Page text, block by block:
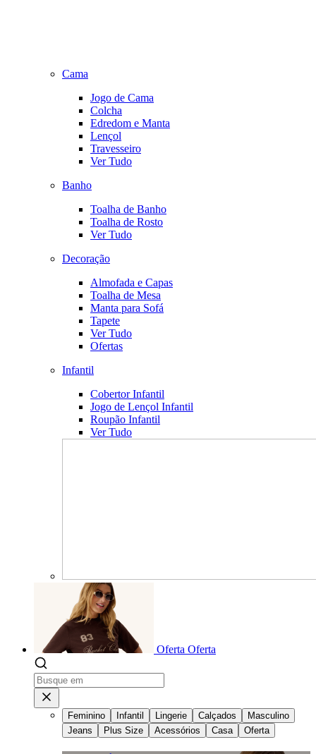
Cama
Jogo de Cama
Colcha
Edredom e Manta
Lençol
Travesseiro
Ver Tudo
Banho
Toalha de Banho
Toalha de Rosto
Ver Tudo
Decoração
Almofada e Capas
Toalha de Mesa
Manta para Sofá
Tapete
Ver Tudo
Ofertas
Infantil
Cobertor Infantil
Jogo de Lençol Infantil
Roupão Infantil
Ver Tudo
Oferta Oferta
Feminino Infantil Lingerie Calçados
Masculino
Jeans
Plus Size Acessórios Casa Oferta